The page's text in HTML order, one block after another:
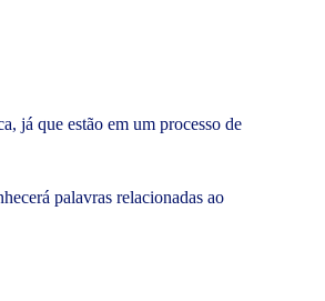
já que estão em um processo de
palavras relacionadas ao